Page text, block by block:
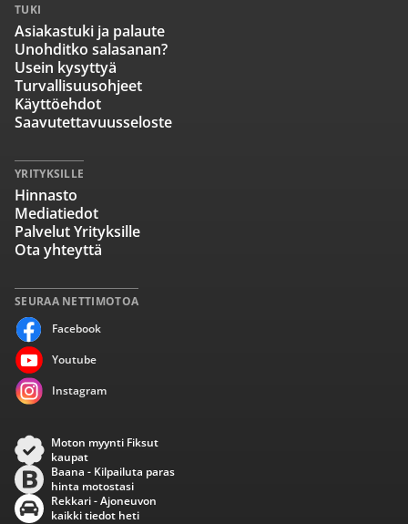
SEURAA NETTIMOTOA
Facebook
Youtube
Instagram
TUKI
Asiakastuki ja palaute
Unohditko salasanan?
Usein kysyttyä
Turvallisuusohjeet
Käyttöehdot
Saavutettavuusseloste
YRITYKSILLE
Hinnasto
Mediatiedot
Palvelut Yrityksille
Ota yhteyttä
Moton myynti Fiksut
kaupat
Baana - Kilpailuta paras
hinta motostasi
Rekkari - Ajoneuvon
kaikki tiedot heti